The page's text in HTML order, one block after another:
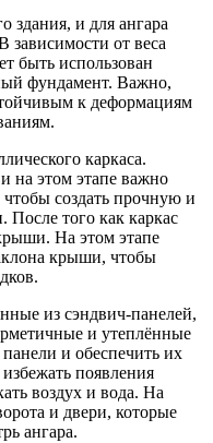
здания, и для ангара
зависимости от веса
быть использован
фундамент. Важно,
к деформациям
каркаса.
на этом этапе важно
создать прочную и
того как каркас
На этом этапе
крыши, чтобы
из сэндвич-панелей,
и утеплённые
и обеспечить их
появления
воздух и вода. На
и двери, которые
ангара.